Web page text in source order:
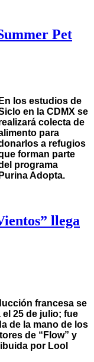
Pet
En los estudios de
en la CDMX se
colecta de
para
a refugios
forman parte
programa
Purina Adopta.
llega
francesa se
el 25 de julio; fue
de la mano de los
de “Flow” y
por Lool